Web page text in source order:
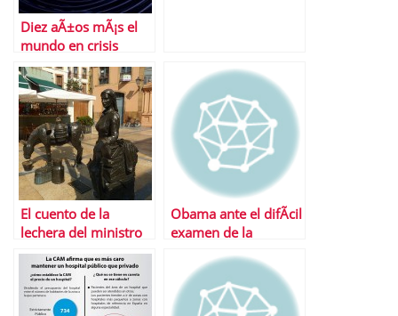
Diez aÃ±os mÃ¡s el
mundo en crisis
El cuento de la
lechera del ministro
Montoro
Obama ante el difÃ­cil
examen de la